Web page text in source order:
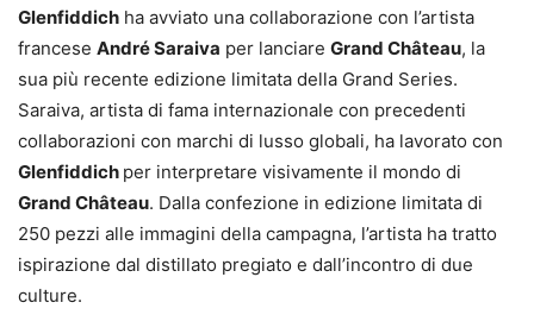
Glenfiddich ha avviato una collaborazione con l’artista
francese André Saraiva per lanciare Grand Château, la
sua più recente edizione limitata della Grand Series.
Saraiva, artista di fama internazionale con precedenti
collaborazioni con marchi di lusso globali, ha lavorato con
Glenfiddich per interpretare visivamente il mondo di
Grand Château. Dalla confezione in edizione limitata di
250 pezzi alle immagini della campagna, l’artista ha tratto
ispirazione dal distillato pregiato e dall’incontro di due
culture.